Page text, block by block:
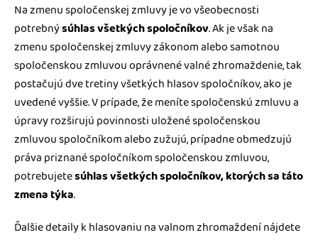
Na zmenu spoločenskej zmluvy je vo všeobecnosti
potrebnýsúhlas všetkých spoločníkov. Ak je však na
zmenu spoločenskej zmluvy zákonom alebo samotnou
spoločenskou zmluvou oprávnené valné zhromaždenie, tak
postačujú dve tretiny všetkých hlasov spoločníkov, ako je
uvedené vyššie. V prípade, že meníte spoločenskú zmluvu a
úpravy rozširujú povinnosti uložené spoločenskou
zmluvou spoločníkom alebo zužujú, prípadne obmedzujú
práva priznané spoločníkom spoločenskou zmluvou,
potrebujetesúhlas všetkých spoločníkov, ktorých sa táto
zmena týka.
Ďalšie detaily k hlasovaniu na valnom zhromaždení nájdete